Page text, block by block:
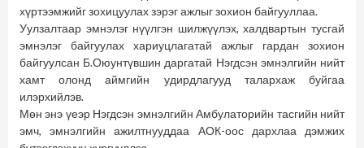
хүртээмжийг зохицуулах зэрэг ажлыг зохион байгууллаа.
Уулзалтаар эмнэлэг нүүлгэн шилжүүлэх, халдвартын тусгай
эмнэлэг байгуулах хариуцлагатай ажлыг гардан зохион
байгуулсан Б.Оюунтүвшин даргатай Нэгдсэн эмнэлгийн нийт
хамт олонд аймгийн удирдлагууд талархаж буйгаа
илэрхийлэв.
Мөн энэ үеэр Нэгдсэн эмнэлгийн Амбулаторийн тасгийн нийт
эмч, эмнэлгийн ажилтнууддаа АОК-оос дархлаа дэмжих